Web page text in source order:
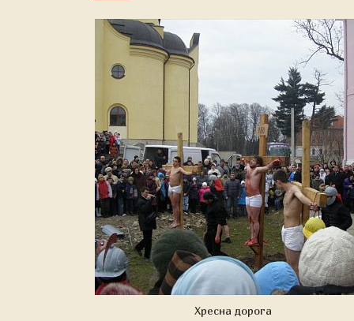
Хресна дорога